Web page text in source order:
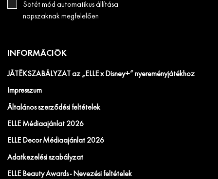
Sötét mód automatikus állítása
napszaknak megfelelően
INFORMÁCIÓK
JÁTÉKSZABÁLYZAT az „ELLE x Disney+” nyereményjátékhoz
Impresszum
Általános szerződési feltételek
ELLE Médiaajánlat 2026
ELLE Decor Médiaajánlat 2026
Adatkezelési szabályzat
ELLE Beauty Awards - Nevezési feltételek